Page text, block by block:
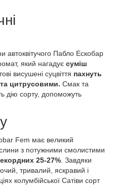
автоквітучого Пабло Ескобар
який нагадує суміш
висушені суцвіття пахнуть
цитрусовими. Смак та
дію сорту, допоможуть
Fem має великий
з потужними смолистими
25-27% . Завдяки
тривалий, яскравий і
колумбійської Сатіви сорт